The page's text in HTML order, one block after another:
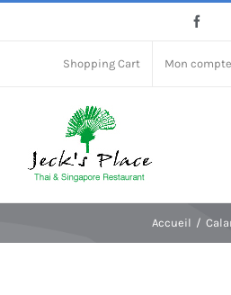
Shopping Cart Mon compte
Accueil